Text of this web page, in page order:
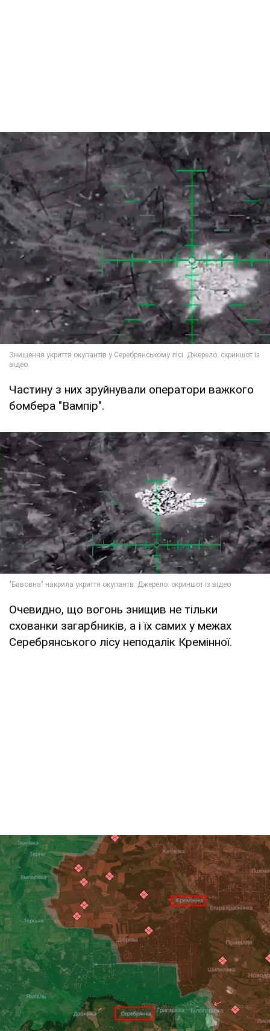
Частину з них зруйнували оператори важкого
бомбера "Вампір".
Очевидно, що вогонь знищив не тільки
схованки загарбників, а і їх самих у межах
Серебрянського лісу неподалік Кремінної.